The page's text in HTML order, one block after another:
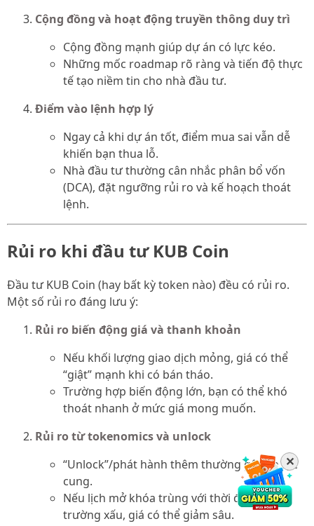
Cộng đồng và hoạt động truyền thông duy trì
Cộng đồng mạnh giúp dự án có lực kéo.
Những mốc roadmap rõ ràng và tiến độ thực
tế tạo niềm tin cho nhà đầu tư.
Điểm vào lệnh hợp lý
Ngay cả khi dự án tốt, điểm mua sai vẫn dễ
khiến bạn thua lỗ.
Nhà đầu tư thường cân nhắc phân bổ vốn
(DCA), đặt ngưỡng rủi ro và kế hoạch thoát
lệnh.
Rủi ro khi đầu tư KUB Coin
Đầu tư KUB Coin (hay bất kỳ token nào) đều có rủi ro.
Một số rủi ro đáng lưu ý:
Rủi ro biến động giá và thanh khoản
Nếu khối lượng giao dịch mỏng, giá có thể
“giật” mạnh khi có bán tháo.
Trường hợp biến động lớn, bạn có thể khó
thoát nhanh ở mức giá mong muốn.
Rủi ro từ tokenomics và unlock
“Unlock”/phát hành thêm thường gây áp lực
cung.
Nếu lịch mở khóa trùng với thời điểm thị
trường xấu, giá có thể giảm sâu.
✕